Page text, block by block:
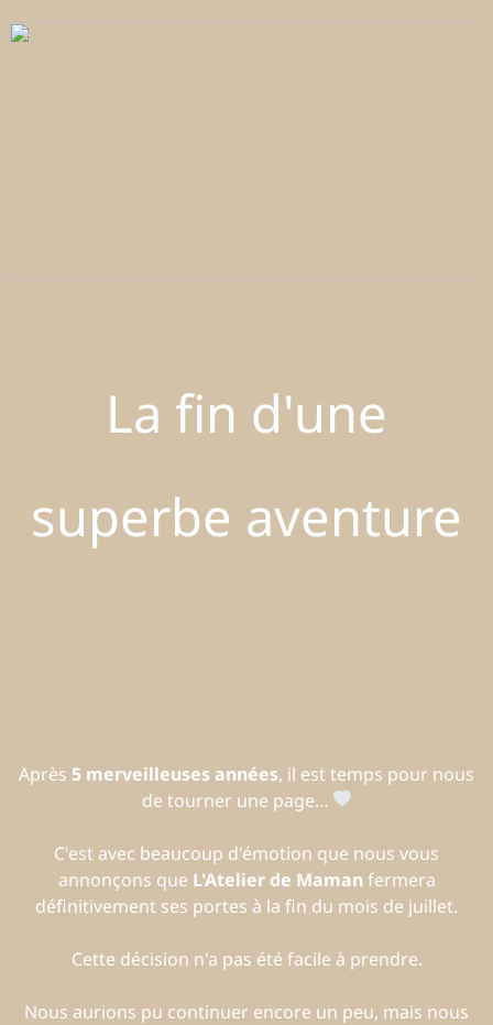
La fin d'une
superbe aventure
Après 5 merveilleuses années, il est temps pour nous
de tourner une page…
C'est avec beaucoup d'émotion que nous vous
annonçons que L'Atelier de Maman fermera
définitivement ses portes à la fin du mois de juillet.
Cette décision n'a pas été facile à prendre.
Nous aurions pu continuer encore un peu, mais nous